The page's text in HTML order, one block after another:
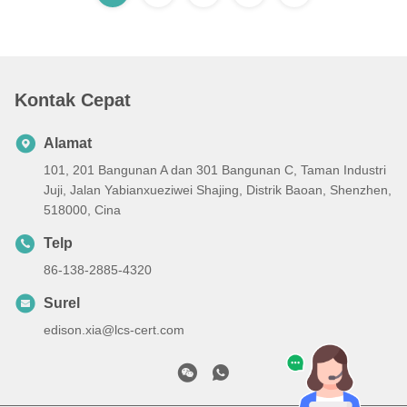
Kontak Cepat
Alamat
101, 201 Bangunan A dan 301 Bangunan C, Taman Industri
Juji, Jalan Yabianxueziwei Shajing, Distrik Baoan, Shenzhen,
518000, Cina
Telp
86-138-2885-4320
Surel
edison.xia@lcs-cert.com